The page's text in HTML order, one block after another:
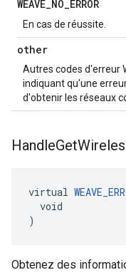
WEAVE_NO_ERROR
En cas de réussite.
other
Autres codes d'erreur
indiquant qu'une
d'obtenir les réseaux
HandleGet
virtual
  void
)
Obtenez des